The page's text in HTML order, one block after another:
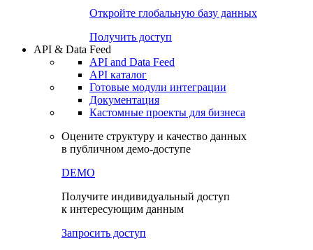
Откройте глобальную базу данных
Получить доступ
API & Data Feed
API and Data Feed
API каталог
Готовые модули интеграции
Документация
Кастомные проекты для бизнеса
Оцените структуру и качество данных
в публичном демо-доступе
DEMO
Получите индивидуальный доступ
к интересующим данным
Запросить доступ